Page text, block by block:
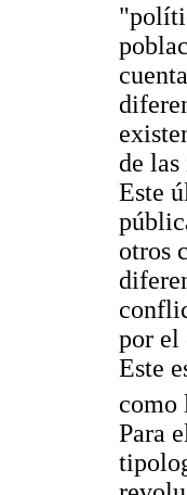
de
Este
otros
por el
Este
como
Para